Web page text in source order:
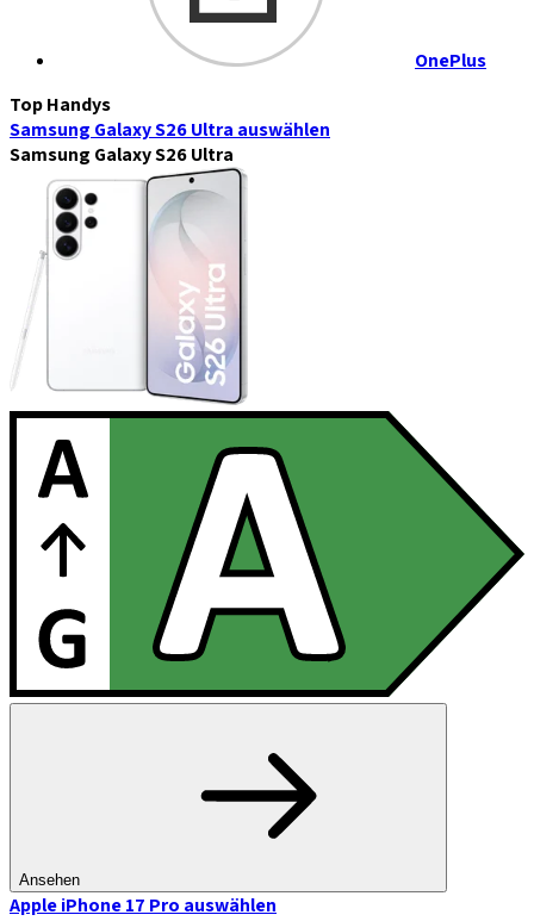
OnePlus
Top Handys
Samsung Galaxy S26 Ultra auswählen
Samsung Galaxy S26 Ultra
Ansehen
Apple iPhone 17 Pro auswählen